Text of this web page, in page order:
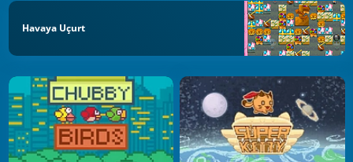
Havaya Uçurt